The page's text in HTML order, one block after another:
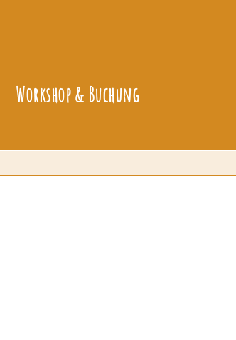
Workshop & Buchung